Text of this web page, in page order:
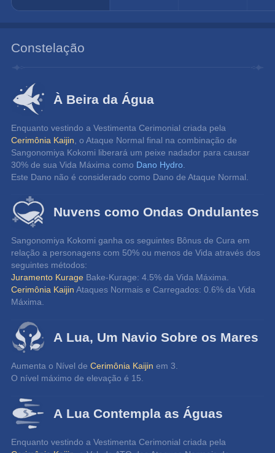
Constelação
À Beira da Água
Enquanto vestindo a Vestimenta Cerimonial criada pela
Cerimônia Kaijin , o Ataque Normal final na combinação de
Sangonomiya Kokomi liberará um peixe nadador para causar
30% de sua Vida Máxima como Dano Hydro
Este Dano não é considerado como Dano de Ataque Normal.
Nuvens como Ondas Ondulantes
Sangonomiya Kokomi ganha os seguintes Bônus de Cura em
relação a personagens com 50% ou menos de Vida através dos
seguintes métodos:
Juramento Kurage Bake-Kurage: 4.5% da Vida Máxima.
Cerimônia Kaijin Ataques Normais e Carregados: 0.6% da Vida
Máxima.
A Lua, Um Navio Sobre os Mares
Aumenta o Nível de Cerimônia Kaijin em 3.
O nível máximo de elevação é 15.
A Lua Contempla as Águas
Enquanto vestindo a Vestimenta Cerimonial criada pela